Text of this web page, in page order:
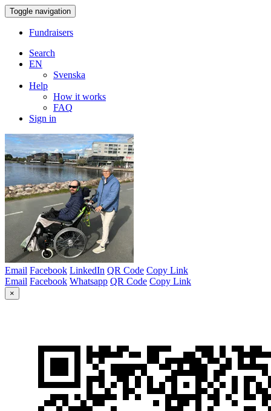
Toggle navigation
Fundraisers
Search
EN
Svenska
Help
How it works
FAQ
Sign in
Email Facebook LinkedIn QR Code Copy Link
Email Facebook Whatsapp QR Code Copy Link
×